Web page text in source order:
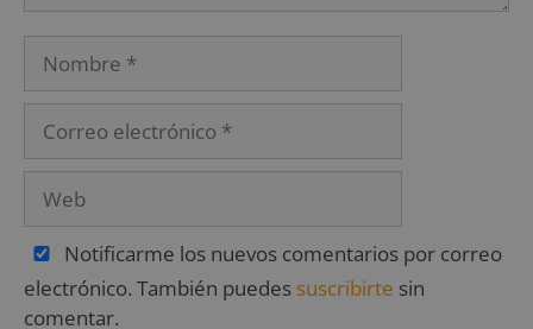
Notificarme los nuevos comentarios por correo
electrónico. También puedes suscribirte sin
comentar.